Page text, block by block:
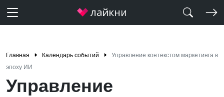
Главная Календарь событий
Управление контекстом маркетинга в
эпоху ИИ
Управление